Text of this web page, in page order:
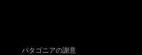
パタゴニアの謝意